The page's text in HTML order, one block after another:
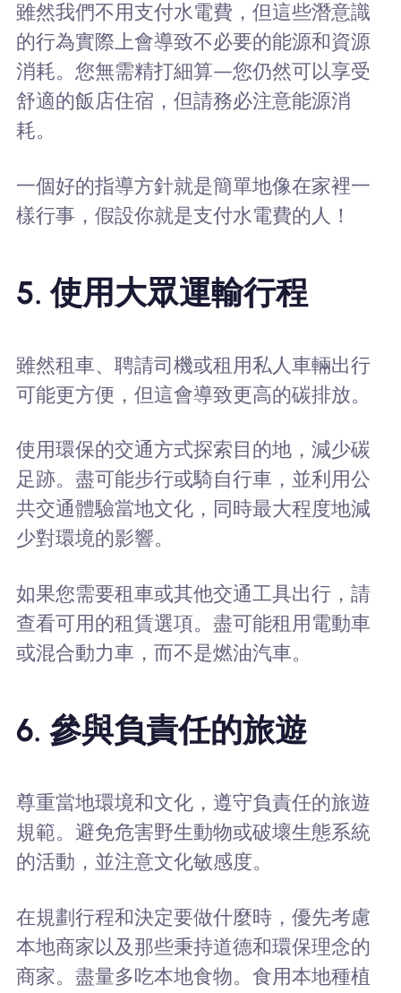
雖然我們不用支付水電費，但這些潛意識
的行為實際上會導致不必要的能源和資源
消耗。您無需精打細算—您仍然可以享受
舒適的飯店住宿，但請務必注意能源消
耗。
一個好的指導方針就是簡單地像在家裡一
樣行事，假設你就是支付水電費的人！
5. 使用大眾運輸行程
雖然租車、聘請司機或租用私人車輛出行
可能更方便，但這會導致更高的碳排放。
使用環保的交通方式探索目的地，減少碳
足跡。盡可能步行或騎自行車，並利用公
共交通體驗當地文化，同時最大程度地減
少對環境的影響。
如果您需要租車或其他交通工具出行，請
查看可用的租賃選項。盡可能租用電動車
或混合動力車，而不是燃油汽車。
6. 參與負責任的旅遊
尊重當地環境和文化，遵守負責任的旅遊
規範。避免危害野生動物或破壞生態系統
的活動，並注意文化敏感度。
在規劃行程和決定要做什麼時，優先考慮
本地商家以及那些秉持道德和環保理念的
商家。盡量多吃本地食物。食用本地種植